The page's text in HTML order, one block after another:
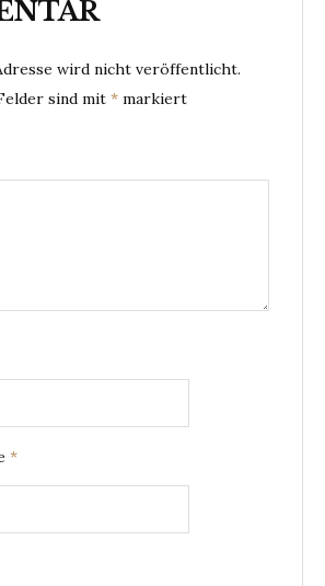
wird nicht veröffentlicht.
sind mit * markiert
*